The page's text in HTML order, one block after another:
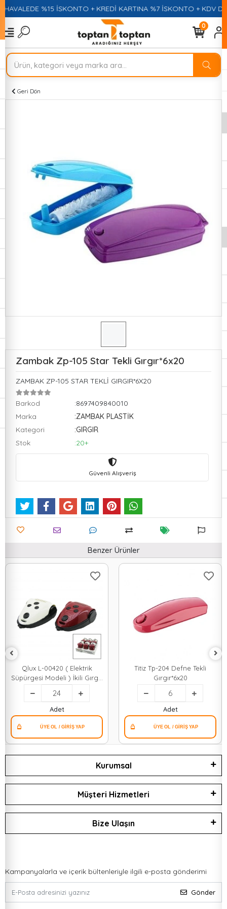
%15 İSKONTO + KREDİ KARTINA %7 İSKONTO + KDV
0
Geri Dön
Zambak Zp-105 Star Tekli Gırgır*6x20
ZAMBAK ZP-105 STAR TEKLİ GIRGIR*6X20
Barkod
:8697409840010
Marka
:ZAMBAK PLASTİK
Kategori
:GIRGIR
Stok
:20+
Güvenli Alışveriş
Benzer Ürünler
Qlux L-00420 ( Elektrik
Süpürgesi Modeli ) İkili Gırgır
( Renkli Plastik )*24=k
Adet
Titiz Tp-204 Defne Tekli
Gırgır*6x20
Adet
Kurumsal
Müşteri Hizmetleri
Bize Ulaşın
Kampanyalarla ve içerik bültenleriyle ilgili e-posta gönderimi
Gönder